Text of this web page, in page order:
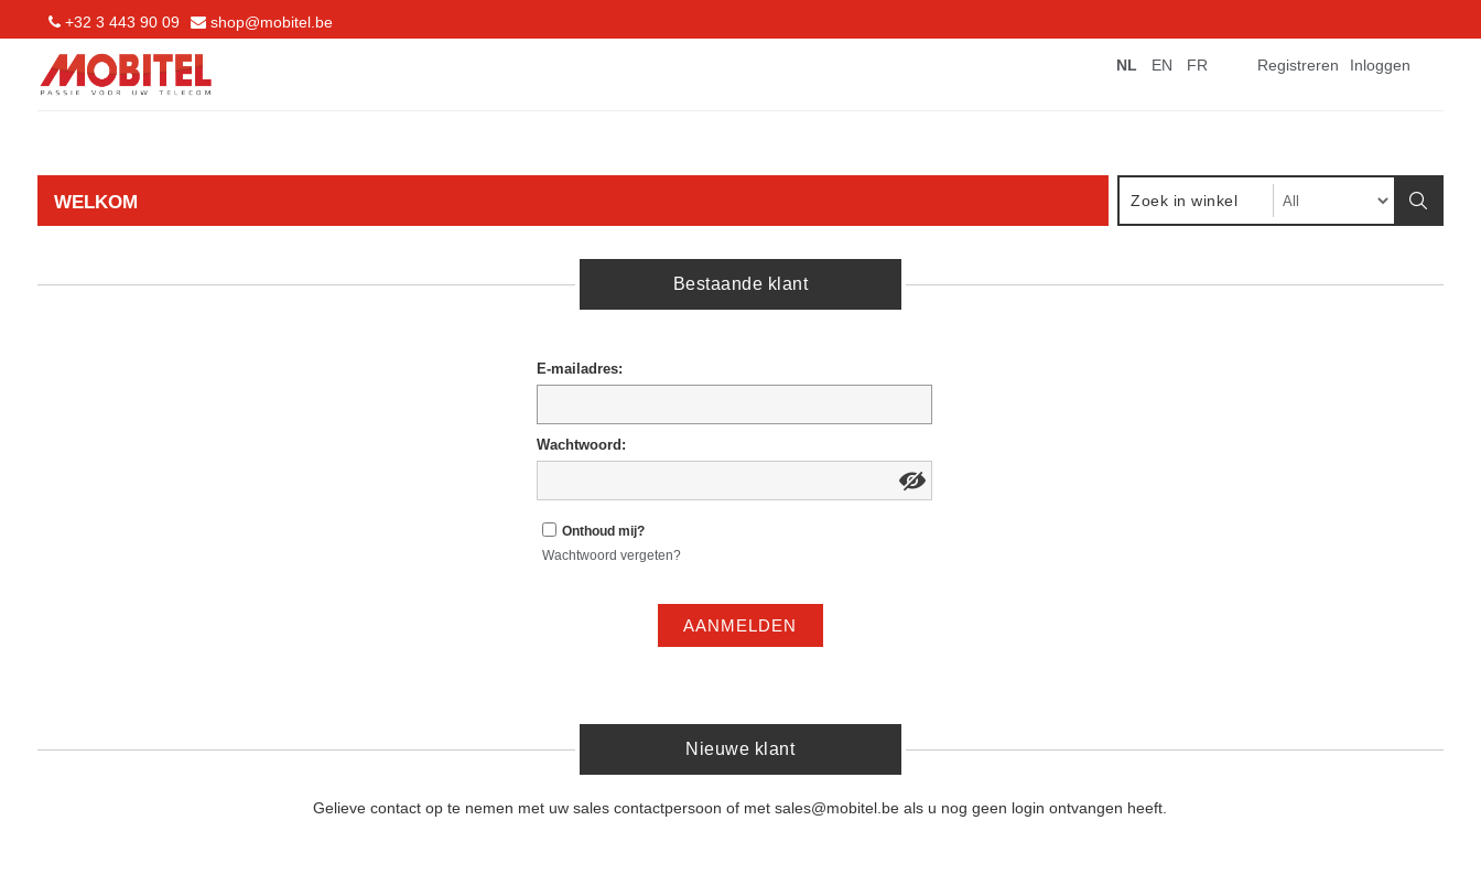
+32 3 443 90 09 shop@mobitel.be
Registreren Inloggen
NL EN FR
WELKOM
Bestaande klant
E-mailadres:
Wachtwoord:
Onthoud mij?
Wachtwoord vergeten?
AANMELDEN
Nieuwe klant
Gelieve contact op te nemen met uw sales contactpersoon of met sales@mobitel.be als u nog geen login ontvangen heeft.